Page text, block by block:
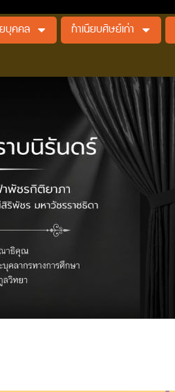
บุคคล ทำเนียบศิษย์เก่า